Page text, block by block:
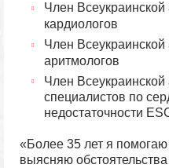
Член Всеукраинской
кардиологов
Член Всеукраинской
аритмологов
Член Всеукраинской
специалистов по
недостаточности
«Более 35 лет я
выясняю